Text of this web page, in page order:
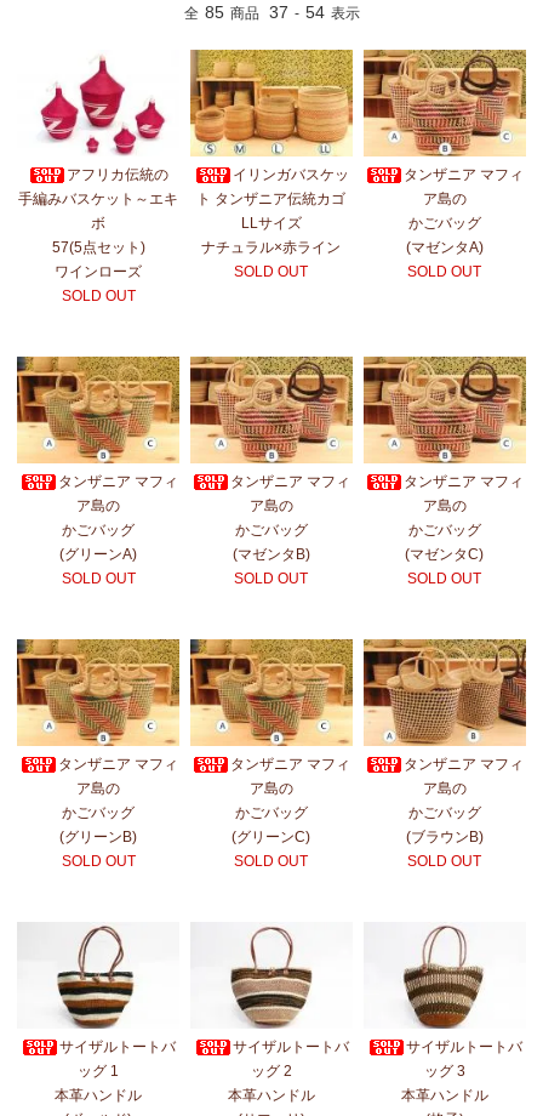
全 85 商品 37 - 54 表示
アフリカ伝統の
手編みバスケット～エキ
ボ
57(5点セット)
ワインローズ
SOLD OUT
イリンガバスケッ
ト タンザニア伝統カゴ
LLサイズ
ナチュラル×赤ライン
SOLD OUT
タンザニア マフィ
ア島の
かごバッグ
(マゼンタA)
SOLD OUT
タンザニア マフィ
ア島の
かごバッグ
(グリーンA)
SOLD OUT
タンザニア マフィ
ア島の
かごバッグ
(マゼンタB)
SOLD OUT
タンザニア マフィ
ア島の
かごバッグ
(マゼンタC)
SOLD OUT
タンザニア マフィ
ア島の
かごバッグ
(グリーンB)
SOLD OUT
タンザニア マフィ
ア島の
かごバッグ
(グリーンC)
SOLD OUT
タンザニア マフィ
ア島の
かごバッグ
(ブラウンB)
SOLD OUT
サイザルトートバ
ッグ 1
本革ハンドル
サイザルトートバ
ッグ 2
本革ハンドル
サイザルトートバ
ッグ 3
本革ハンドル